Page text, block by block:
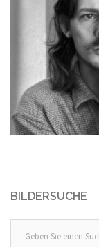
BILDERSUCHE